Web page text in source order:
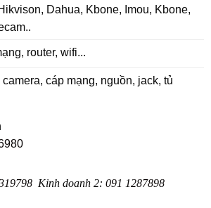
Dahua, Kbone, Imou, Kbone,
router, wifi...
cáp mạng, nguồn, jack, tủ
Kinh doanh 2: 091 1287898